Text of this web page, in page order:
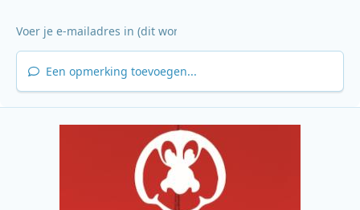
Een opmerking toevoegen...